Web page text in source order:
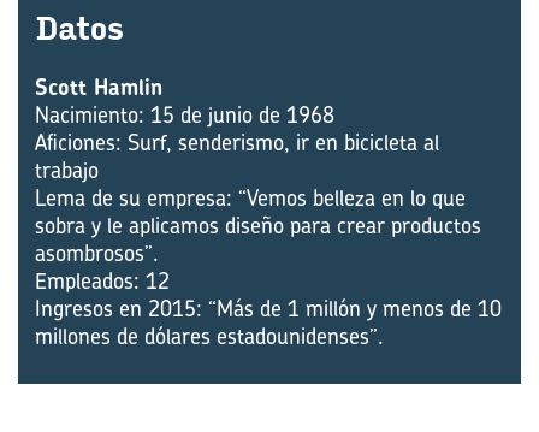
Datos
Scott Hamlin
Nacimiento: 15 de junio de 1968
Aficiones: Surf, senderismo, ir en bicicleta al
trabajo
Lema de su empresa: “Vemos belleza en lo que
sobra y le aplicamos diseño para crear productos
asombrosos”.
Empleados: 12
Ingresos en 2015: “Más de 1 millón y menos de 10
millones de dólares estadounidenses”.